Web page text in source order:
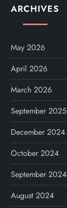
ARCHIVES
May 2026
April 2026
March 2026
September 2025
December 2024
October 2024
September 2024
August 2024